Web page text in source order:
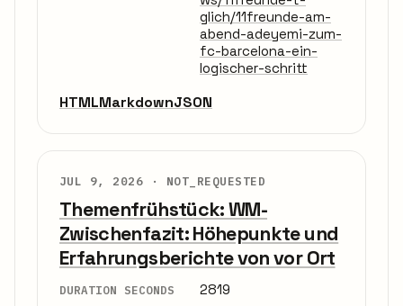
glich/11freunde-am-
abend-adeyemi-zum-
fc-barcelona-ein-
logischer-schritt
HTMLMarkdownJSON
JUL 9, 2026 · NOT_REQUESTED
Themenfrühstück: WM-
Zwischenfazit: Höhepunkte und
Erfahrungsberichte von vor Ort
DURATION SECONDS 2819